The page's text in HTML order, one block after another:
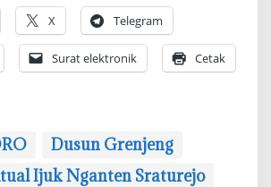
X Telegram
Surat elektronik Cetak
Dusun Grenjeng
Ijuk Nganten Sraturejo